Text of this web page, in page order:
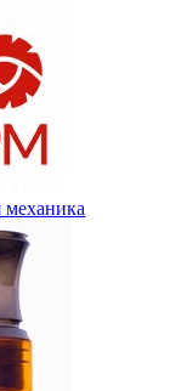
механика